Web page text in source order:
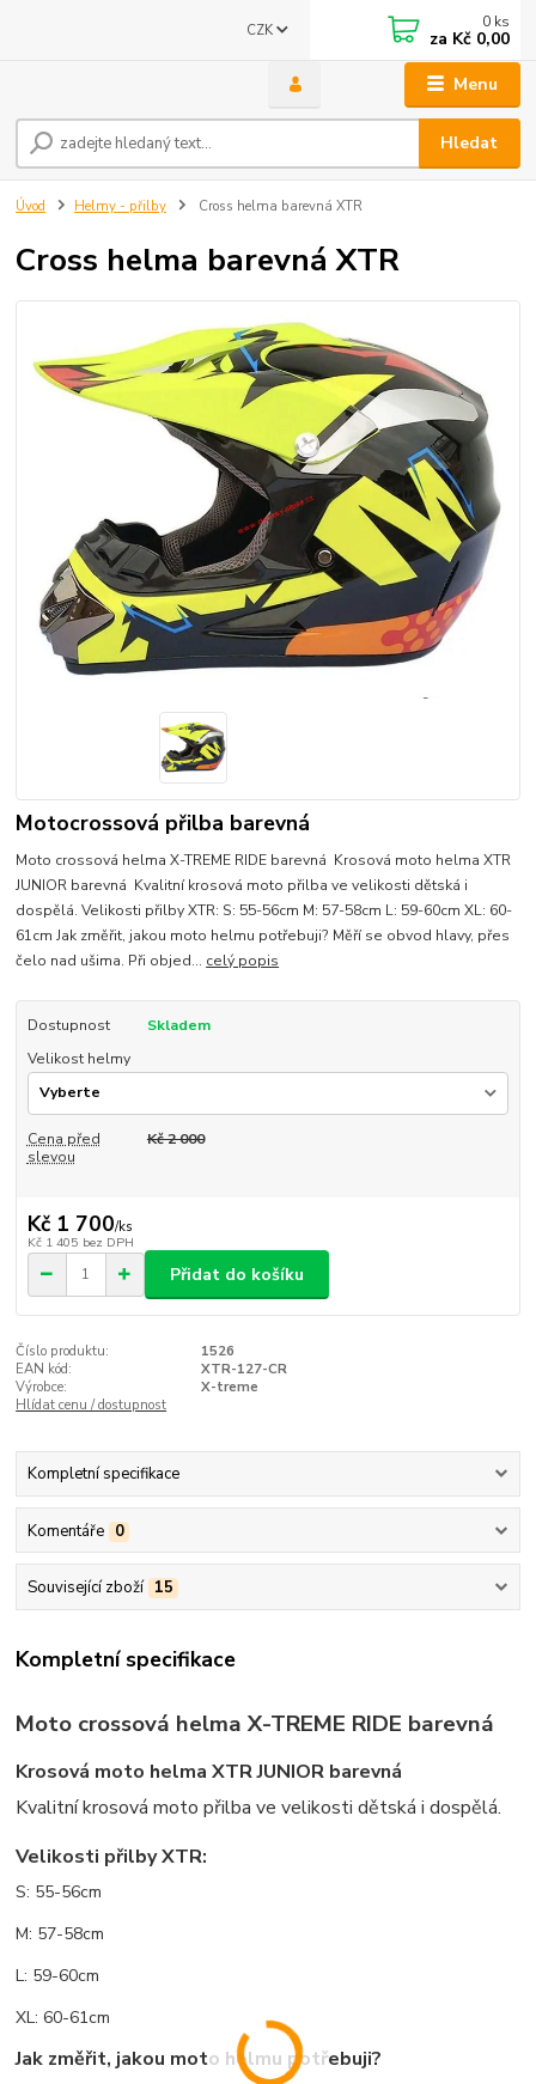
Menu
CZK
Hledat
0 ks
za Kč 0,00
Úvod Helmy - přilby Cross helma barevná XTR
Cross helma barevná XTR
Motocrossová přilba barevná
Moto crossová helma X-TREME RIDE barevná Krosová moto helma XTR
JUNIOR barevná Kvalitní krosová moto přilba ve velikosti dětská i
dospělá. Velikosti přilby XTR: S: 55-56cm M: 57-58cm L: 59-60cm XL: 60-
61cm Jak změřit, jakou moto helmu potřebuji? Měří se obvod hlavy, přes
čelo nad ušima. Při objed... celý popis
Dostupnost
Skladem
Velikost helmy
Cena před
slevou
Kč 2 000
Kč 1 700/ks
Kč 1 405 bez DPH
Přidat do košíku
Číslo produktu:
1526
EAN kód:
XTR-127-CR
Výrobce:
X-treme
Hlídat cenu / dostupnost
Kompletní specifikace
Komentáře 0
Související zboží 15
Kompletní specifikace
Moto crossová helma X-TREME RIDE barevná
Krosová moto helma XTR JUNIOR barevná
Kvalitní krosová moto přilba ve velikosti dětská i dospělá.
Velikosti přilby XTR:
S: 55-56cm
M: 57-58cm
L: 59-60cm
XL: 60-61cm
Jak změřit, jakou moto helmu potřebuji?